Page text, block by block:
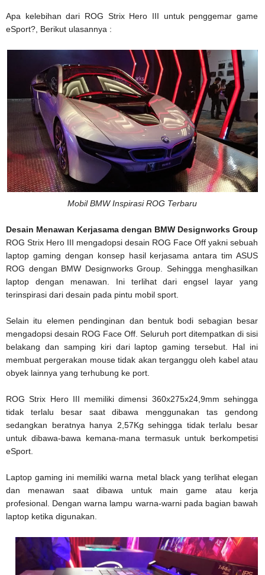
Apa kelebihan dari ROG Strix Hero III untuk penggemar game
eSport?, Berikut ulasannya :
Mobil BMW Inspirasi ROG Terbaru
Desain Menawan Kerjasama dengan BMW Designworks Group
ROG Strix Hero III mengadopsi desain ROG Face Off yakni sebuah
laptop gaming dengan konsep hasil kerjasama antara tim ASUS
ROG dengan BMW Designworks Group. Sehingga menghasilkan
laptop dengan menawan. Ini terlihat dari engsel layar yang
terinspirasi dari desain pada pintu mobil sport.
Selain itu elemen pendinginan dan bentuk bodi sebagian besar
mengadopsi desain ROG Face Off. Seluruh port ditempatkan di sisi
belakang dan samping kiri dari laptop gaming tersebut. Hal ini
membuat pergerakan mouse tidak akan terganggu oleh kabel atau
obyek lainnya yang terhubung ke port.
ROG Strix Hero III memiliki dimensi 360x275x24,9mm sehingga
tidak terlalu besar saat dibawa menggunakan tas gendong
sedangkan beratnya hanya 2,57Kg sehingga tidak terlalu besar
untuk dibawa-bawa kemana-mana termasuk untuk berkompetisi
eSport.
Laptop gaming ini memiliki warna metal black yang terlihat elegan
dan menawan saat dibawa untuk main game atau kerja
profesional. Dengan warna lampu warna-warni pada bagian bawah
laptop ketika digunakan.